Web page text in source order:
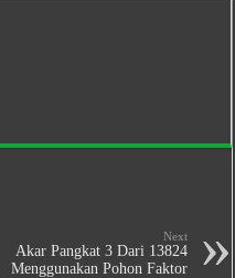
Next
Akar Pangkat 3 Dari 13824
Menggunakan Pohon Faktor